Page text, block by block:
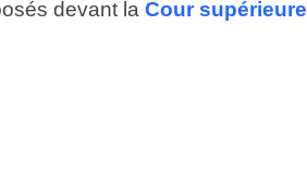
devant la Cour supérieure